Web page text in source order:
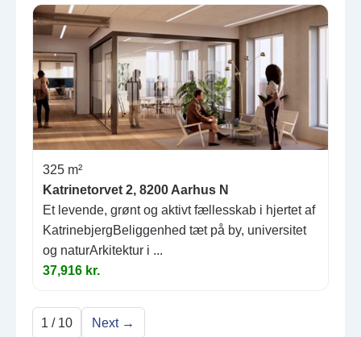
325 m²
Katrinetorvet 2, 8200 Aarhus N
Et levende, grønt og aktivt fællesskab i hjertet af
KatrinebjergBeliggenhed tæt på by, universitet
og naturArkitektur i ...
37,916 kr.
1 / 10 Next →